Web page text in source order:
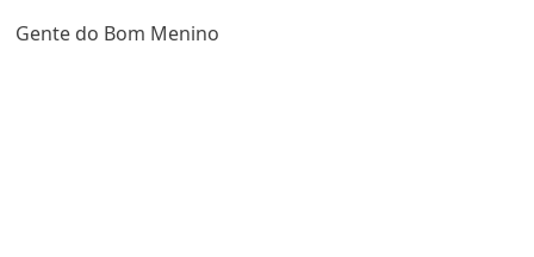
Gente do Bom Menino